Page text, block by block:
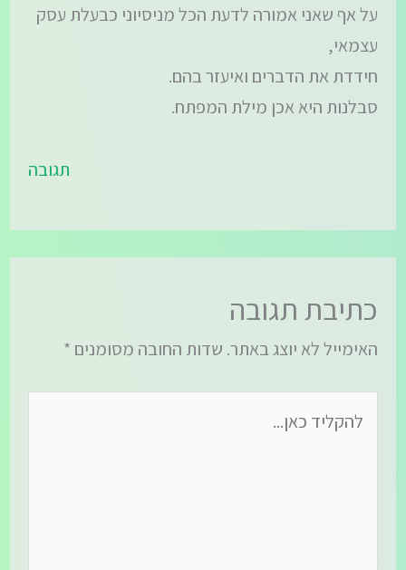
על אף שאני אמורה לדעת הכל מניסיוני כבעלת עסק
עצמאי,
חידדת את הדברים ואיעזר בהם.
סבלנות היא אכן מילת המפתח.
תגובה
כתיבת תגובה
האימייל לא יוצג באתר. שדות החובה מסומנים *